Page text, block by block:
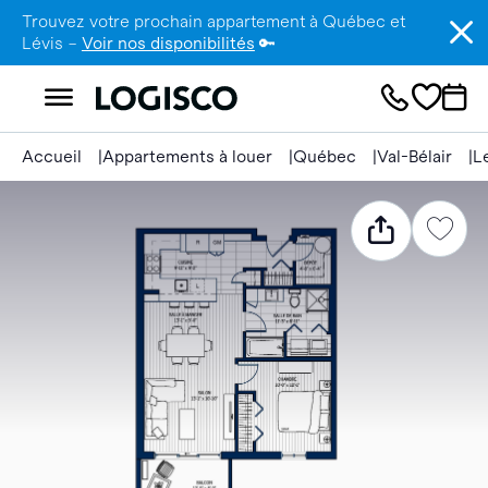
Trouvez votre prochain appartement à Québec et
Lévis – Voir nos disponibilités 🔑
Accueil Appartements à louer Québec Val-Bélair